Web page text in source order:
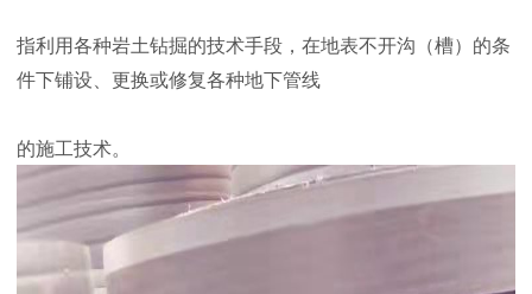
指利用各种岩土钻掘的技术手段，在地表不开沟（槽）的条
件下铺设、更换或修复各种地下管线
的施工技术。